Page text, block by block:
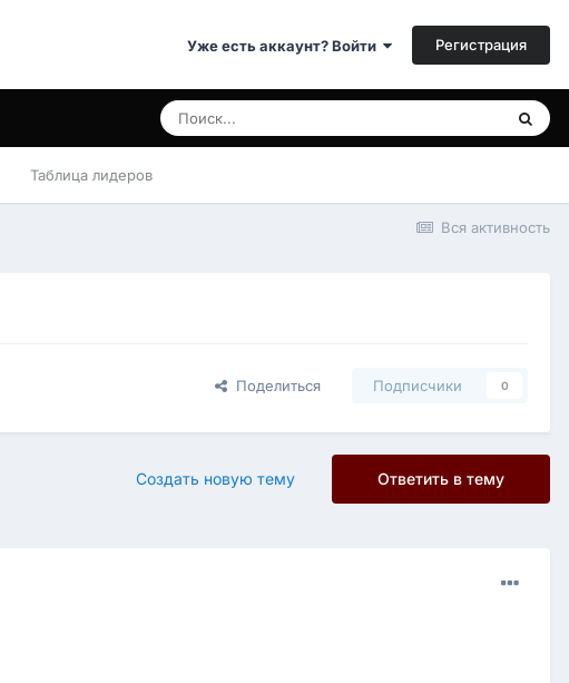
Уже есть аккаунт? Войти Регистрация
Таблица лидеров
Вся активность
Поделиться Подписчики 0
Ответить в тему
Создать новую тему